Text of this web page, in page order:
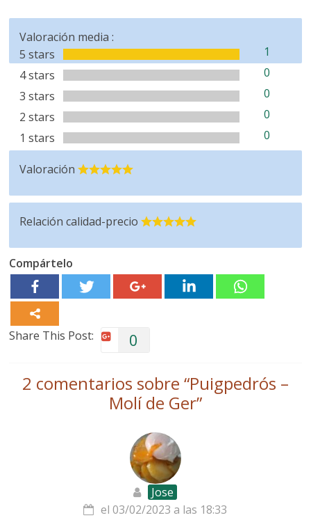
Valoración media :
5 stars
1
4 stars
0
3 stars
0
2 stars
0
1 stars
0
Valoración
Relación calidad-precio
Compártelo
Share This Post: 0
2 comentarios sobre “Puigpedrós –
Molí de Ger”
Jose
el 03/02/2023 a las 18:33